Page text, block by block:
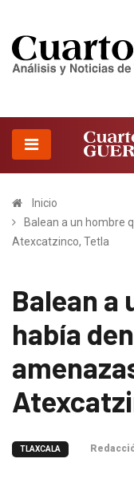
Inicio
Balean a un hombre
Atexcatzinco, Tetla
Balean a
había
TLAXCALA